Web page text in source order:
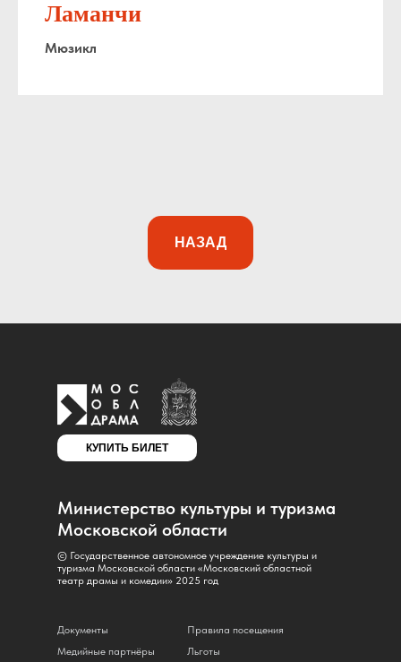
Ламанчи
Мюзикл
НАЗАД
Документы
Правила посещения
Льготы
© Государственное автономное учреждение культуры и
туризма Московской области «Московский областной
театр драмы и комедии» 2025 год
Министерство культуры и туризма
Московской области
КУПИТЬ БИЛЕТ
Медийные партнёры